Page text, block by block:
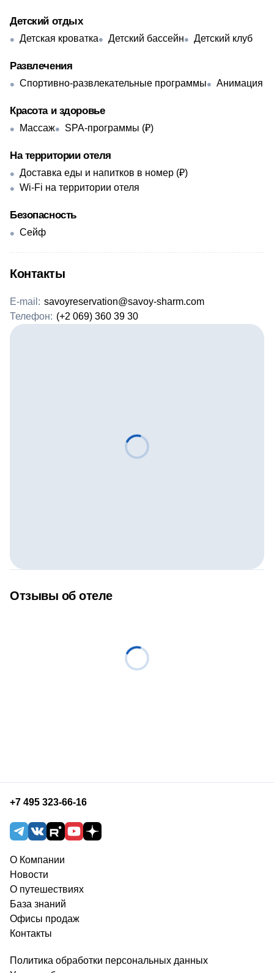
Детский отдых
Детская кроватка Детский бассейн Детский клуб
Развлечения
Спортивно-развлекательные программы Анимация
Красота и здоровье
Массаж SPA-программы (₽)
На территории отеля
Доставка еды и напитков в номер (₽)
Wi-Fi на территории отеля
Безопасность
Сейф
Контакты
E-mail: savoyreservation@savoy-sharm.com
Телефон: (+2 069) 360 39 30
Отзывы об отеле
+7 495 323-66-16
О Компании
Новости
О путешествиях
База знаний
Офисы продаж
Контакты
Политика обработки персональных данных